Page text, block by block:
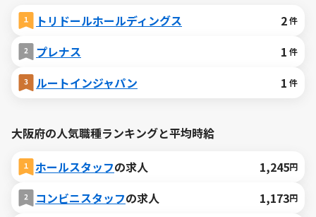
トリドールホールディングス
2件
プレナス 1 件
ルートインジャパン 1 件
大阪府の人気職種ランキングと平均時給
ホールスタッフの求人 1,245円
コンビニスタッフの求人 1,173円